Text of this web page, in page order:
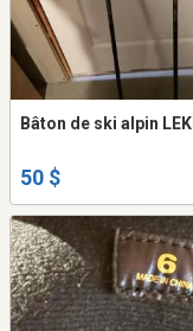
Bâton de ski alpin LEKI
50 $